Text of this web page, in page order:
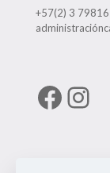
+57(2) 3